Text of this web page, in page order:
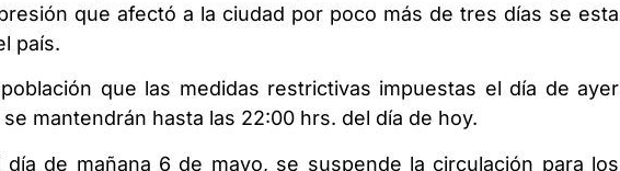
que afectó a la ciudad por poco más de tres días se esta
país.
que las medidas restrictivas impuestas el día de ayer
mantendrán hasta las 22:00 hrs. del día de hoy.
de mañana 6 de mayo, se suspende la circulación para los